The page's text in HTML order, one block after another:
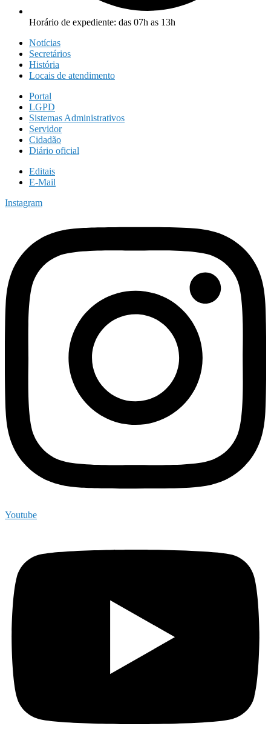
Horário de expediente: das 07h as 13h
Notícias
Secretários
História
Locais de atendimento
Portal
LGPD
Sistemas Administrativos
Servidor
Cidadão
Diário oficial
Editais
E-Mail
Instagram
Youtube